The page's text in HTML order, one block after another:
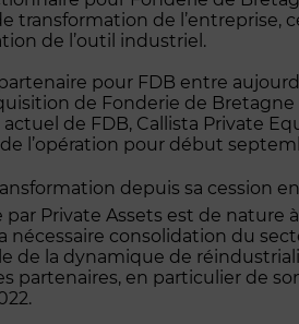
transformation de l’entreprise,
de l’outil industriel.
pour FDB entre
de Fonderie de
de FDB, Callista Private
l’opération pour début
depuis sa cession
par Private Assets est de
consolidation du
la dynamique de
partenaires, en particulier de